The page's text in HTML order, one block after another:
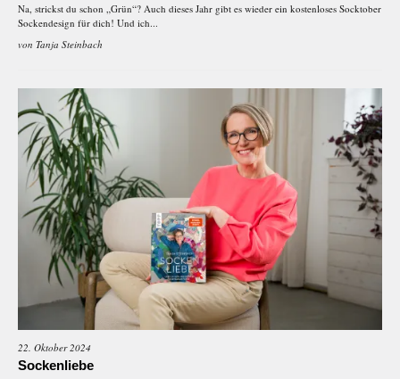
Na, strickst du schon „Grün“? Auch dieses Jahr gibt es wieder ein kostenloses Socktober
Sockendesign für dich! Und ich...
von Tanja Steinbach
22. Oktober 2024
Sockenliebe